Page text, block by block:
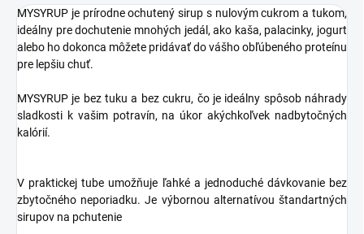
MYSYRUP je prírodne ochutený sirup s nulovým cukrom a tukom,
ideálny predochutenie mnohých jedál, ako kaša, palacinky, jogurt
alebo ho dokonca môžete pridávaťdo vášhoobľúbeného proteínu
pre lepšiu chuť.
MYSYRUP je bez tuku a bez cukru, čo je ideálny spôsobnáhrady
sladkosti k vašim potravín, na úkor akýchkoľvek nadbytočných
kalórií.
V praktickej tube umožňuje ľahké a jednoduché dávkovanie bez
zbytočného neporiadku. Je výbornou alternatívou štandartných
sirupov na pchutenie